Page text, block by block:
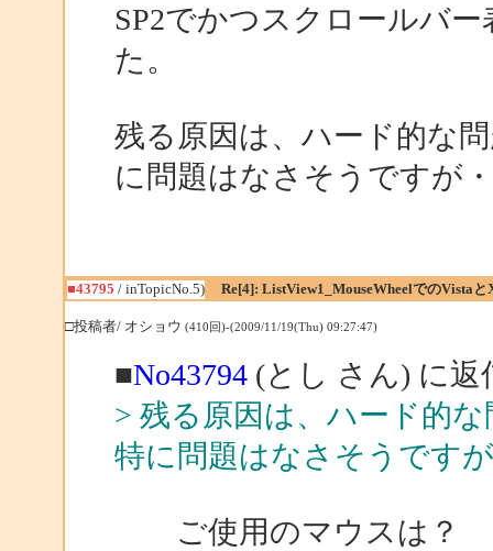
SP2でかつスクロールバ
た。
残る原因は、ハード的な
に問題はなさそうですが
■43795 / inTopicNo.5) Re[4]: ListView1_MouseWheelでのVistaと
□投稿者/ オショウ (410回)-(2009/11/19(Thu) 09:27:47)
■No43794(とし さん) に返
> 残る原因は、ハード的
特に問題はなさそうです
ご使用のマウスは？